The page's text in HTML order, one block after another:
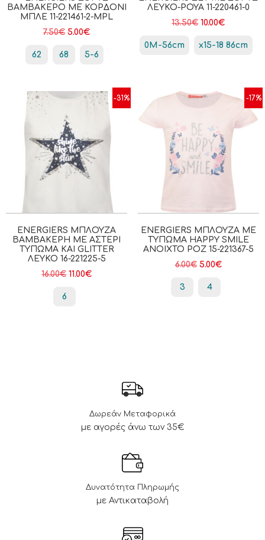
ΒΑΜΒΑΚΕΡΌ ΜΕ ΚΟΡΔΌΝΙ
ΜΠΛΕ 11-221461-2-MPL
7.50€ 5.00€
62 68 5-6
ΛΕΥΚΌ-ΡΟΥΑ 11-220461-0
13.50€ 10.00€
0Μ-56cm x15-18 86cm
-31%
ENERGIERS ΜΠΛΟΎΖΑ
ΒΑΜΒΑΚΕΡΉ ΜΕ ΑΣΤΈΡΙ
ΤΎΠΩΜΑ ΚΑΙ GLITTER
ΛΕΥΚΟ 16-221225-5
16.00€ 11.00€
6
-17%
ENERGIERS ΜΠΛΟΎΖΑ ΜΕ
ΤΎΠΩΜΑ HAPPY SMILE
ΑΝΟΙΧΤΟ ΡΟΖ 15-221367-5
6.00€ 5.00€
3 4
Δωρεάν Μεταφορικά
με αγορές άνω των 35€
Δυνατότητα Πληρωμής
με Αντικαταβολή